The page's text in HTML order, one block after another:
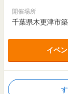
開催場所
千葉県木更津市
イベ